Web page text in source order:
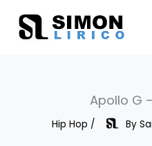
content
Apollo G
Hip Hop / By